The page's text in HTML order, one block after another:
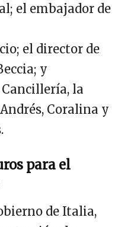
el embajador de
el director de
y
la
Coralina y
para el
de Italia,